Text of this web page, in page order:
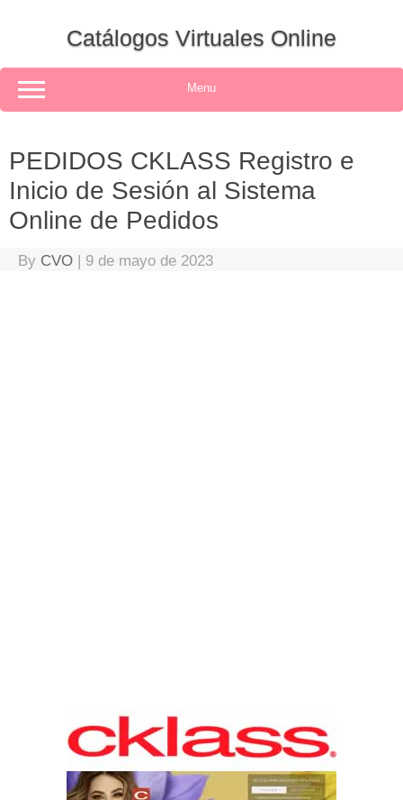
Catálogos Virtuales Online
Menu
PEDIDOS CKLASS Registro e
Inicio de Sesión al Sistema
Online de Pedidos
By CVO | 9 de mayo de 2023